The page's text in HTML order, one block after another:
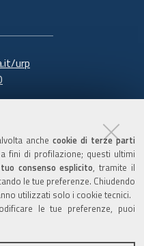
anchecookie di terze parti
fini di profilazione; questi ultimi
consenso esplicito, tramite il
le tue preferenze. Chiudendo
utilizzati solo i cookie tecnici.
le tue preferenze, puoi
urp